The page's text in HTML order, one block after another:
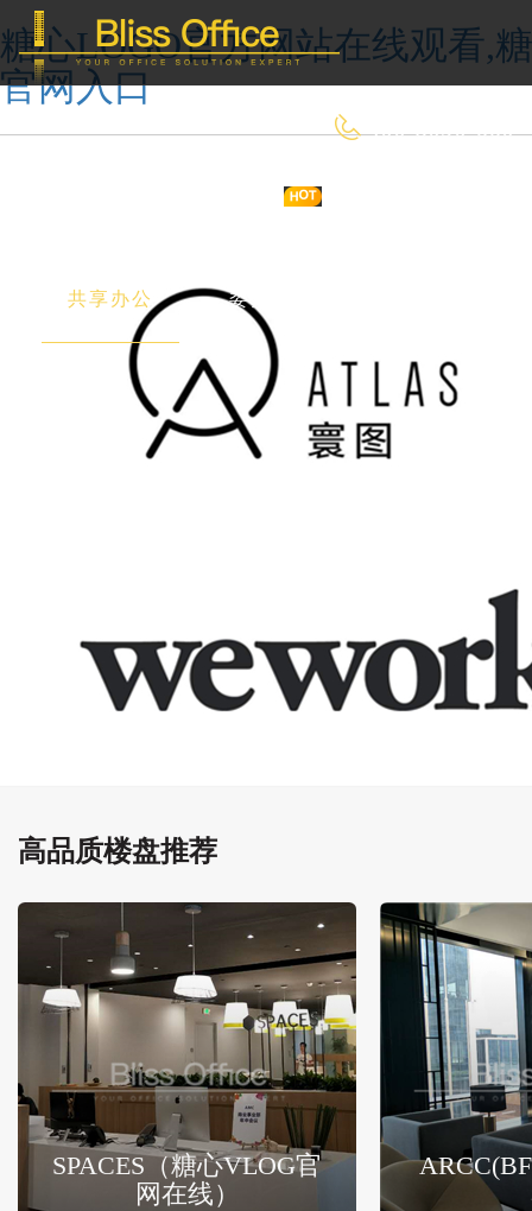
糖心LOGO官方网站在线观看,
官网入口
400-8090-660
共享办公 委托&投放
高品质楼盘推荐
SPACES（糖心VLOG官
网在线）